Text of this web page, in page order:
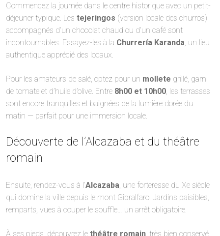
Commencez la journée dans le centre historique avec un petit-
déjeuner typique. Les tejeringos (version locale des churros)
accompagnés d’un chocolat chaud ou d’un café sont
incontournables. Essayez-les à la Churrería Karanda , un lieu
authentique apprécié des locaux.
Pour les amateurs de salé, optez pour un mollete grillé, garni
de tomate et d’huile d’olive. Entre 8h00 et 10h00 , les terrasses
sont encore tranquilles et baignées de la lumière dorée du
matin — parfait pour une immersion locale.
Découverte de l’Alcazaba et du théâtre
romain
Ensuite, rendez-vous à l’Alcazaba , une forteresse du Xe siècle
qui domine la ville depuis le mont Gibralfaro. Jardins paisibles,
remparts, vues à couper le souffle… un arrêt obligatoire.
À ses pieds, découvrez le théâtre romain , très bien conservé